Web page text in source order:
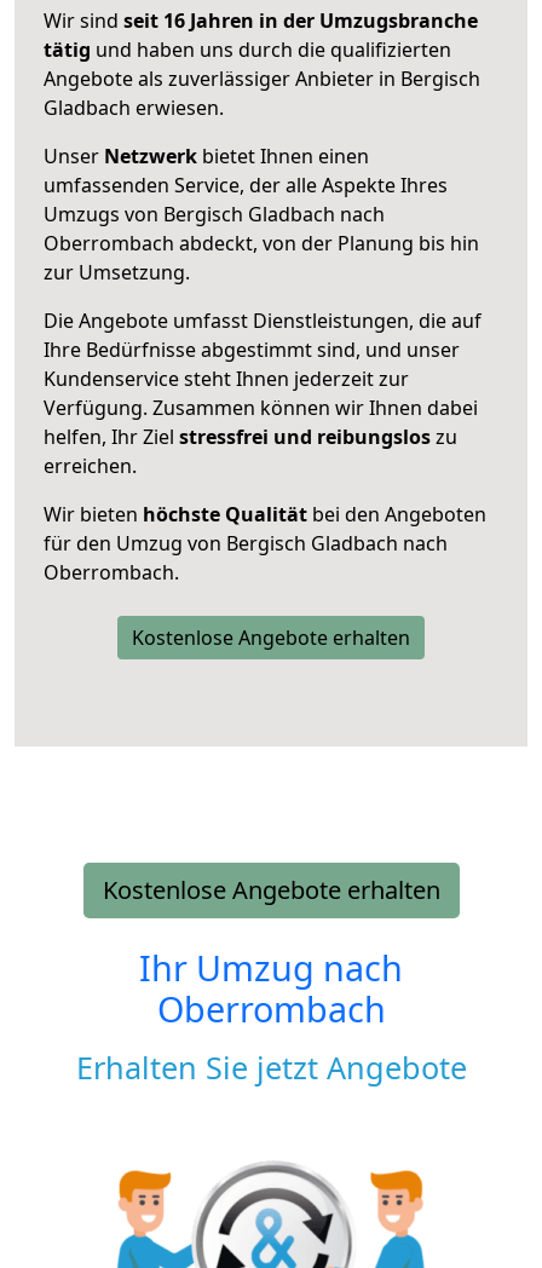
Wir sind seit 16 Jahren in der Umzugsbranche
tätig und haben uns durch die qualifizierten
Angebote als zuverlässiger Anbieter in Bergisch
Gladbach erwiesen.
Unser Netzwerk bietet Ihnen einen
umfassenden Service, der alle Aspekte Ihres
Umzugs von Bergisch Gladbach nach
Oberrombach abdeckt, von der Planung bis hin
zur Umsetzung.
Die Angebote umfasst Dienstleistungen, die auf
Ihre Bedürfnisse abgestimmt sind, und unser
Kundenservice steht Ihnen jederzeit zur
Verfügung. Zusammen können wir Ihnen dabei
helfen, Ihr Ziel stressfrei und reibungsloszu
erreichen.
Wir bieten höchste Qualität bei den Angeboten
für den Umzug von Bergisch Gladbach nach
Oberrombach.
Kostenlose Angebote erhalten
Kostenlose Angebote erhalten
Ihr Umzug nach
Oberrombach
Erhalten Sie jetzt Angebote